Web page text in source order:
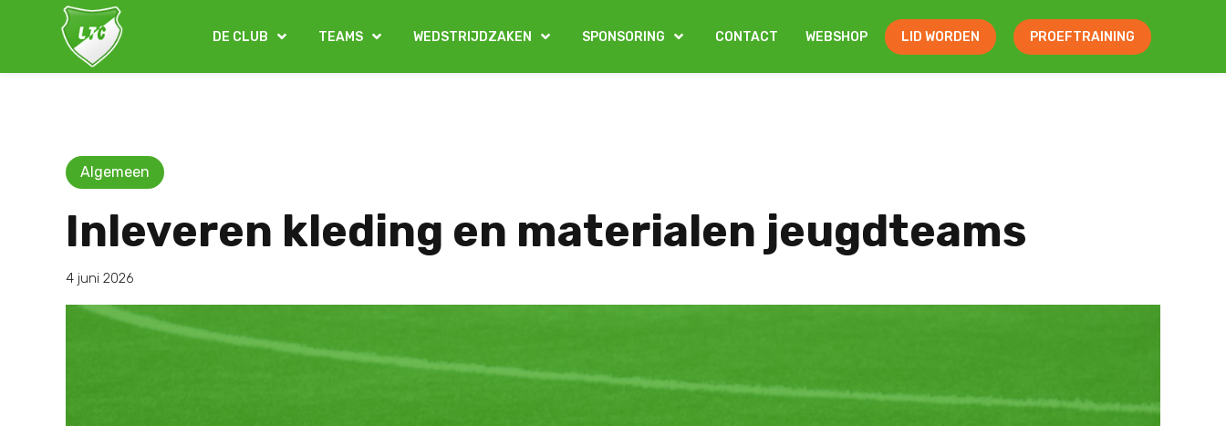
DE CLUB TEAMS WEDSTRIJDZAKEN SPONSORING CONTACT WEBSHOP LID WORDEN PROEFTRAINING
Algemeen
Inleveren kleding en materialen jeugdteams
4 juni 2026